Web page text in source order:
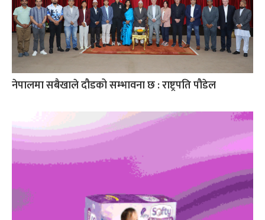
नेपालमा सबैखाले दौडको सम्भावना छ : राष्ट्रपति पौडेल